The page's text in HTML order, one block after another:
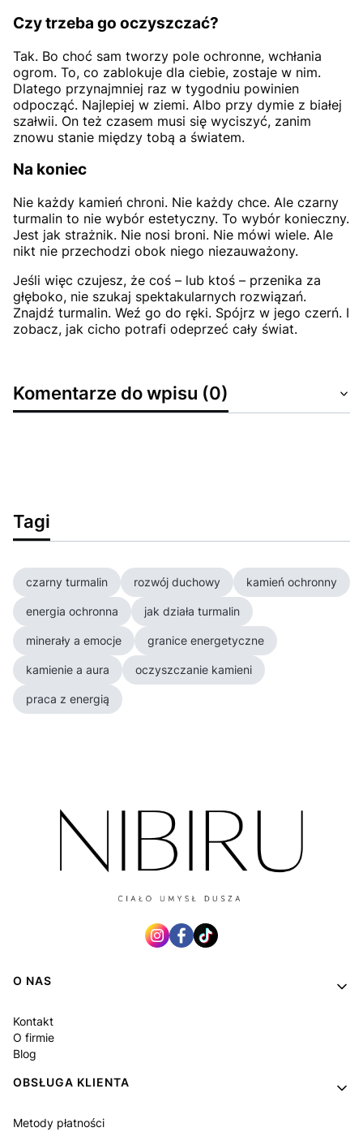
Czy trzeba go oczyszczać?
Tak. Bo choć sam tworzy pole ochronne, wchłania
ogrom. To, co zablokuje dla ciebie, zostaje w nim.
Dlatego przynajmniej raz w tygodniu powinien
odpocząć. Najlepiej w ziemi. Albo przy dymie z białej
szałwii. On też czasem musi się wyciszyć, zanim
znowu stanie między tobą a światem.
Na koniec
Nie każdy kamień chroni. Nie każdy chce. Ale czarny
turmalin to nie wybór estetyczny. To wybór konieczny.
Jest jak strażnik. Nie nosi broni. Nie mówi wiele. Ale
nikt nie przechodzi obok niego niezauważony.
Jeśli więc czujesz, że coś – lub ktoś – przenika za
głęboko, nie szukaj spektakularnych rozwiązań.
Znajdź turmalin. Weź go do ręki. Spójrz w jego czerń. I
zobacz, jak cicho potrafi odeprzeć cały świat.
Komentarze do wpisu (0)
Tagi
czarny turmalin rozwój duchowy kamień ochronny
energia ochronna jak działa turmalin
minerały a emocje granice energetyczne
kamienie a aura oczyszczanie kamieni
praca z energią
Linki w stopce
O NAS
Kontakt
O firmie
Blog
OBSŁUGA KLIENTA
Metody płatności